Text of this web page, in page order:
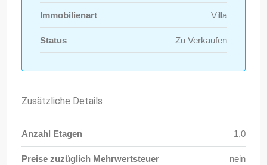
Immobilienart Villa
Status Zu Verkaufen
Zusätzliche Details
Anzahl Etagen 1,0
Preise zuzüglich Mehrwertsteuer nein